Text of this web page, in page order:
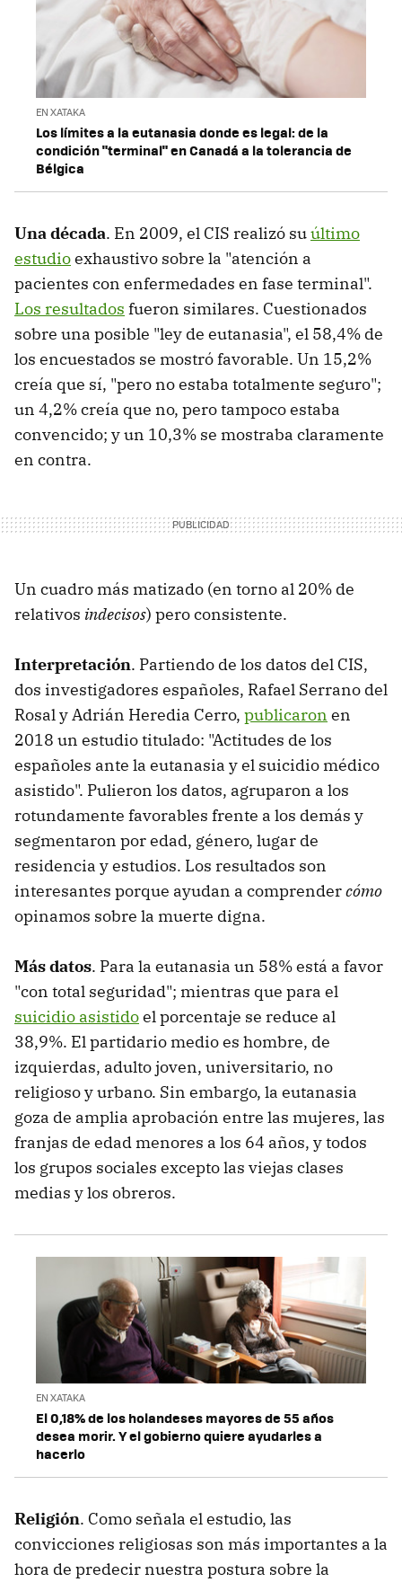
EN XATAKA
Los límites a la eutanasia donde es legal: de la
condición "terminal" en Canadá a la tolerancia de
Bélgica
Una década. En 2009, el CIS realizó suúltimo
estudioexhaustivo sobre la "atención a
pacientes con enfermedades en fase terminal".
Los resultados fueron similares. Cuestionados
sobre una posible "ley de eutanasia", el 58,4% de
los encuestados se mostró favorable. Un 15,2%
creía que sí, "pero no estaba totalmente seguro";
un 4,2% creía que no, pero tampoco estaba
convencido; y un 10,3% se mostraba claramente
en contra.
Un cuadro más matizado (en torno al 20% de
relativos indecisos) pero consistente.
Interpretación. Partiendo de los datos del CIS,
dos investigadores españoles, Rafael Serrano del
Rosal y Adrián Heredia Cerro, publicaron en
2018 un estudio titulado: "Actitudes de los
españoles ante la eutanasia y el suicidio médico
asistido". Pulieron los datos, agruparon a los
rotundamente favorables frente a los demás y
segmentaron por edad, género, lugar de
residencia y estudios. Los resultados son
interesantes porque ayudan a comprendercómo
opinamos sobre la muerte digna.
Más datos. Para la eutanasia un 58% está a favor
"con total seguridad"; mientras que para el
suicidio asistidoel porcentaje se reduce al
38,9%. El partidario medio es hombre, de
izquierdas, adulto joven, universitario, no
religioso y urbano. Sin embargo, la eutanasia
goza de amplia aprobación entre las mujeres, las
franjas de edad menores a los 64 años, y todos
los grupos sociales excepto las viejas clases
medias y los obreros.
EN XATAKA
El 0,18% de los holandeses mayores de 55 años
desea morir. Y el gobierno quiere ayudarles a
hacerlo
Religión. Como señala el estudio, las
convicciones religiosas son más importantes a la
hora de predecir nuestra postura sobre la